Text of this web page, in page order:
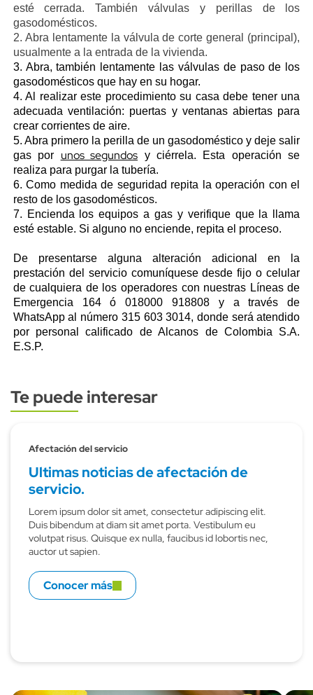
esté cerrada. También válvulas y perillas de los
gasodomésticos.
2. Abra lentamente la válvula de corte general (principal),
usualmente a la entrada de la vivienda.
3. Abra, también lentamente las válvulas de paso de los
gasodomésticos que hay en su hogar.
4. Al realizar este procedimiento su casa debe tener una
adecuada ventilación: puertas y ventanas abiertas para
crear corrientes de aire.
5. Abra primero la perilla de un gasodoméstico y deje salir
gas por unos segundos y ciérrela. Esta operación se
realiza para purgar la tubería.
6. Como medida de seguridad repita la operación con el
resto de los gasodomésticos.
7. Encienda los equipos a gas y verifique que la llama
esté estable. Si alguno no enciende, repita el proceso.
De presentarse alguna alteración adicional en la
prestación del servicio comuníquese desde fijo o celular
de cualquiera de los operadores con nuestras Líneas de
Emergencia 164 ó 018000 918808 y a través de
WhatsApp al número 315 603 3014, donde será atendido
por personal calificado de Alcanos de Colombia S.A.
E.S.P.
Subtitulo
Te puede interesar
Afectación del servicio
Ultimas noticias de afectación de
servicio.
Lorem ipsum dolor sit amet, consectetur adipiscing elit.
Duis bibendum at diam sit amet porta. Vestibulum eu
volutpat risus. Quisque ex nulla, faucibus id lobortis nec,
auctor ut sapien.
Conocer más